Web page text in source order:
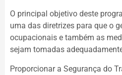
O principal objetivo deste
uma das diretrizes para que o
ocupacionais e também as
sejam tomadas
Proporcionar a Segurança do